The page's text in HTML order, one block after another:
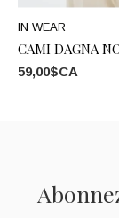
IN WEAR
CAMI DAGNA
59,00$CA